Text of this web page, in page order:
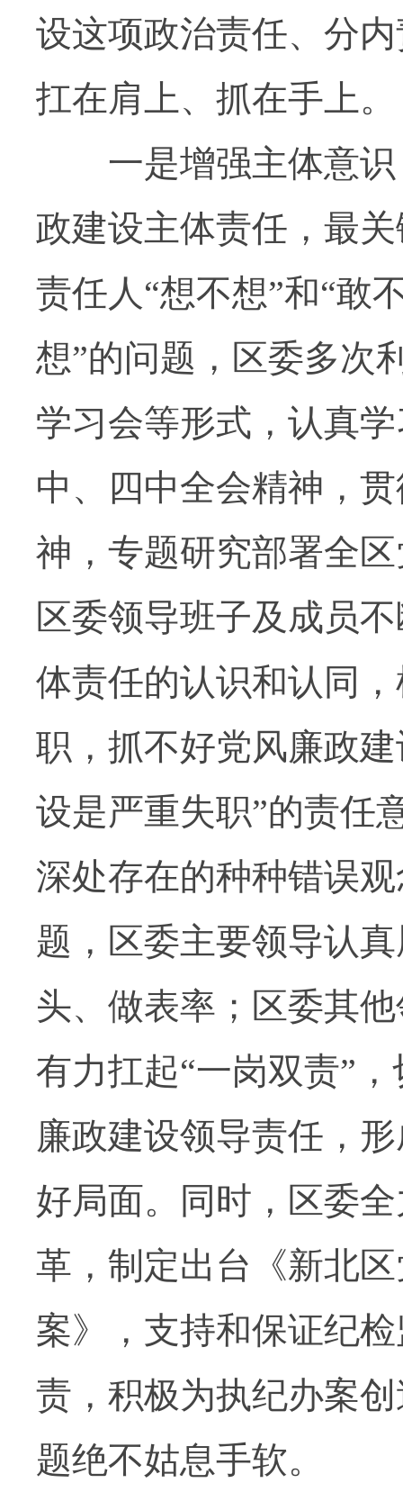
设这项政治责任、分
扛在肩上、抓在手上。
一是增强主体意识
政建设主体责任，最
责任人“想不想”和“敢
想”的问题，区委多次
学习会等形式，认真
中、四中全会精神，
神，专题研究部署全
区委领导班子及成员
体责任的认识和认同
职，抓不好党风廉政
设是严重失职”的责任
深处存在的种种错误
题，区委主要领导认
头、做表率；区委其
有力扛起“一岗双责”
廉政建设领导责任，
好局面。同时，区委
革，制定出台《新北
案》，支持和保证纪
责，积极为执纪办案
题绝不姑息手软。